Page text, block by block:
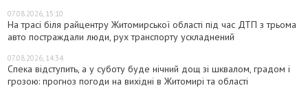
07.08.2026, 15:10
На трасі біля райцентру Житомирської області під час ДТП з трьома
авто постраждали люди, рух транспорту ускладнений
07.08.2026, 14:34
Спека відступить, а у суботу буде нічний дощ зі шквалом, градом і
грозою: прогноз погоди на вихідні в Житомирі та області